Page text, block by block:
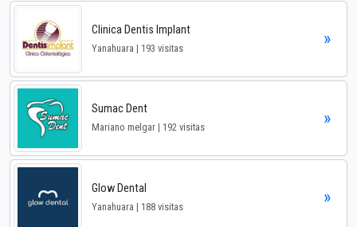
Clinica Dentis Implant
Yanahuara | 193 visitas »
Sumac Dent
Mariano melgar | 192 visitas »
Glow Dental
Yanahuara | 188 visitas »